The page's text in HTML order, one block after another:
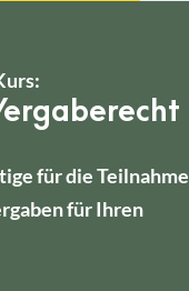
für die Teilnahme
für Ihren